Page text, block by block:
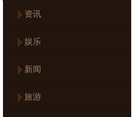
资讯
娱乐
新闻
旅游